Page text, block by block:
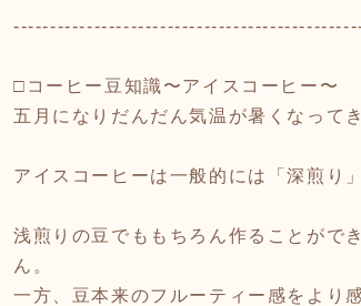
□コーヒー豆知識〜アイスコーヒー〜
五月になりだんだん気温が暑くなって
アイスコーヒーは一般的には「深煎り
浅煎りの豆でももちろん作ることがで
ん。
一方、豆本来のフルーティー感をより